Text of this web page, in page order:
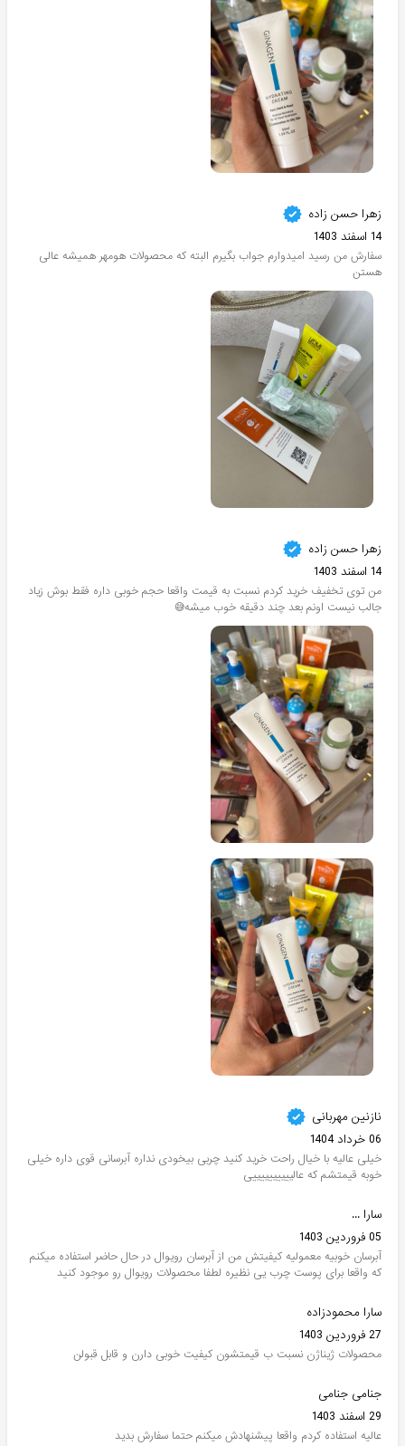
زهرا حسن زاده
14 اسفند 1403
سفارش من رسید امیدوارم جواب بگیرم البته که محصولات هومهر همیشه عالی
هستن
زهرا حسن زاده
14 اسفند 1403
من توی تخفیف خرید کردم نسبت به قیمت واقعا حجم خوبی داره فقط بوش زیاد
جالب نیست اونم بعد چند دقیقه خوب میشه😅
نازنین مهربانی
06 خرداد 1404
خیلی عالیه با خیال راحت خرید کنید چربی بیخودی نداره آبرسانی قوی داره خیلی
خوبه قیمتشم که عالییییییییییی
سارا ...
05 فروردین 1403
آبرسان خوبیه معمولیه کیفیتش من از آبرسان رویوال در حال حاضر استفاده میکنم
که واقعا برای پوست چرب یی نظیره لطفا محصولات رویوال رو موجود کنید
سارا محمودزاده
27 فروردین 1403
محصولات ژیناژن نسبت ب قیمتشون کیفیت خوبی دارن و قابل قبولن
جنامی جنامی
29 اسفند 1403
عالیه استفاده کردم واقعا پیشنهادش میکنم حتما سفارش بدید